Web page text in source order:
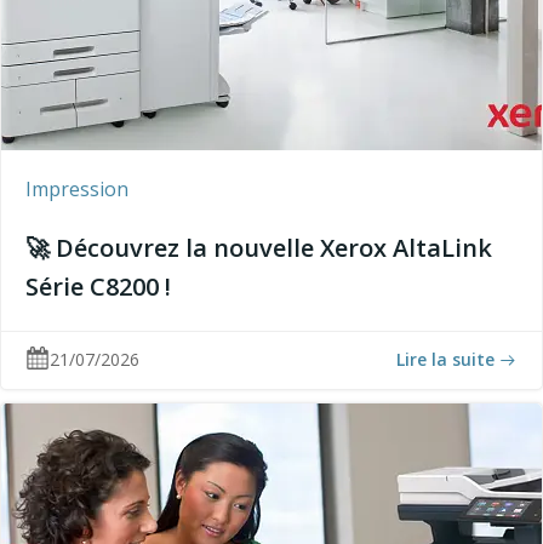
Impression
🚀 Découvrez la nouvelle Xerox AltaLink
Série C8200 !
21/07/2026 Lire la suite